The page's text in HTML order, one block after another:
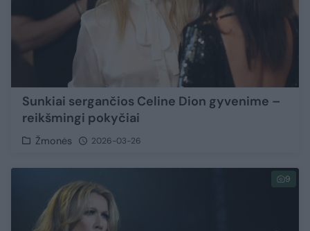
Sunkiai sergančios Celine Dion gyvenime –
reikšmingi pokyčiai
Žmonės 2026-03-26
9